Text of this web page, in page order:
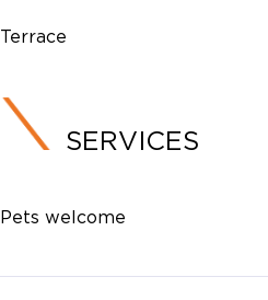
Terrace
SERVICES
Pets welcome